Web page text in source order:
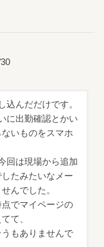
込んだだけです。
に出勤確認とかい
いものをスマホ
回は現場から追加
たみたいなメー
んでした。
でマイページの
て、
もありませんで